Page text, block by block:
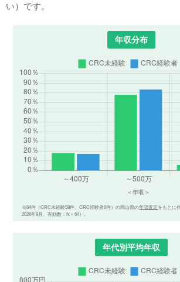
い）です。
年収分布
※64件（CRC未経験58件、CRC経験者6件）の岡山県の年収査定 をもとに
2026年8月、有効数：N＝64）。
年代別平均年収